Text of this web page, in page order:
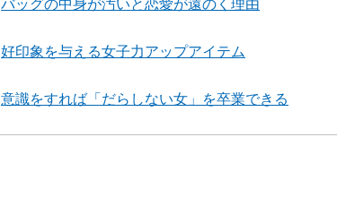
バッグの中身が汚いと恋愛が遠のく理由
好印象を与える女子力アップアイテム
意識をすれば「だらしない女」を卒業できる